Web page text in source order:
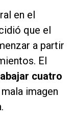
en el
que el
a partir
El
cuatro
imagen